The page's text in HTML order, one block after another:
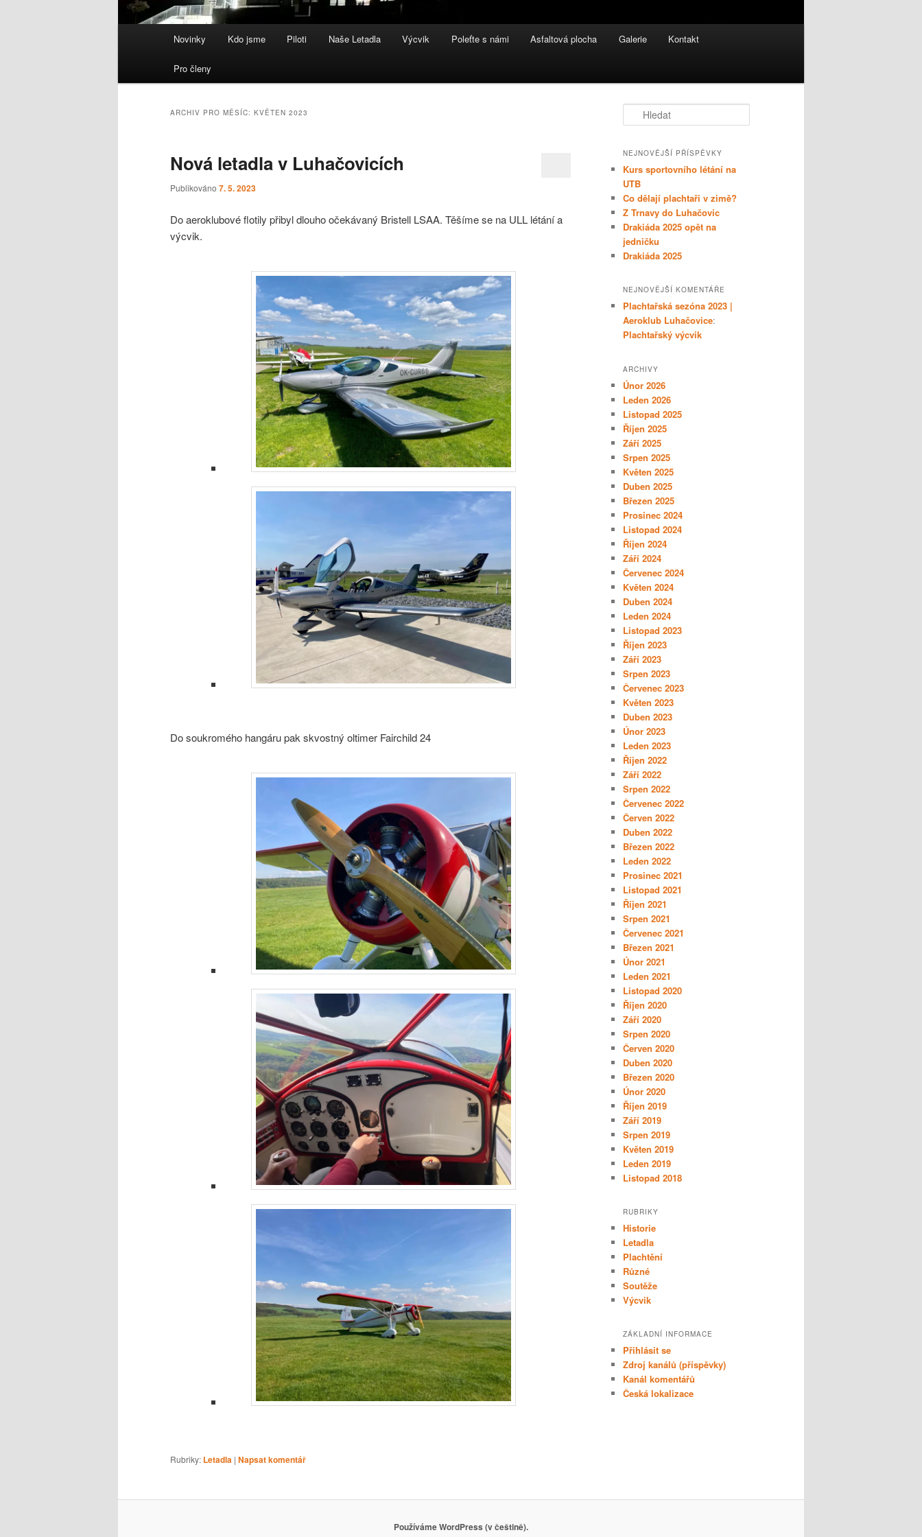
Novinky Kdo jsme Piloti Naše Letadla Výcvik Poleťte s námi Asfaltová plocha Galerie Kontakt
Pro členy
ARCHIV PRO MĚSÍC: KVĚTEN 2023
Nová letadla v Luhačovicích
Publikováno 7. 5. 2023
Do aeroklubové flotily přibyl dlouho očekávaný Bristell LSAA. Těšíme se na ULL létání a
výcvik.
Do soukromého hangáru pak skvostný oltimer Fairchild 24
Rubriky: Letadla | Napsat komentář
l
d
t
NEJNOVĚJŠÍ PŘÍSPĚVKY
Kurs sportovního létání na
UTB
Co dělají plachtaři v zimě?
Z Trnavy do Luhačovic
Drakiáda 2025 opět na
jedničku
Drakiáda 2025
NEJNOVĚJŠÍ KOMENTÁŘE
Plachtařská sezóna 2023 |
Aeroklub Luhačovice:
Plachtařský výcvik
ARCHIVY
Únor 2026
Leden 2026
Listopad 2025
Říjen 2025
Září 2025
Srpen 2025
Květen 2025
Duben 2025
Březen 2025
Prosinec 2024
Listopad 2024
Říjen 2024
Září 2024
Červenec 2024
Květen 2024
Duben 2024
Leden 2024
Listopad 2023
Říjen 2023
Září 2023
Srpen 2023
Červenec 2023
Květen 2023
Duben 2023
Únor 2023
Leden 2023
Říjen 2022
Září 2022
Srpen 2022
Červenec 2022
Červen 2022
Duben 2022
Březen 2022
Leden 2022
Prosinec 2021
Listopad 2021
Říjen 2021
Srpen 2021
Červenec 2021
Březen 2021
Únor 2021
Leden 2021
Listopad 2020
Říjen 2020
Září 2020
Srpen 2020
Červen 2020
Duben 2020
Březen 2020
Únor 2020
Říjen 2019
Září 2019
Srpen 2019
Květen 2019
Leden 2019
Listopad 2018
RUBRIKY
Historie
Letadla
Plachtění
Různé
Soutěže
Výcvik
ZÁKLADNÍ INFORMACE
Přihlásit se
Zdroj kanálů (příspěvky)
Kanál komentářů
Česká lokalizace
Používáme WordPress (v češtině).